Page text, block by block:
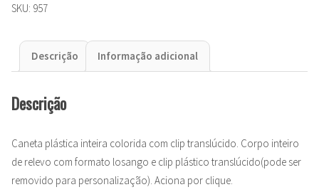
SKU: 957
Descrição Informação adicional
Descrição
Caneta plástica inteira colorida com clip translúcido. Corpo inteiro
de relevo com formato losango e clip plástico translúcido(pode ser
removido para personalização). Aciona por clique.